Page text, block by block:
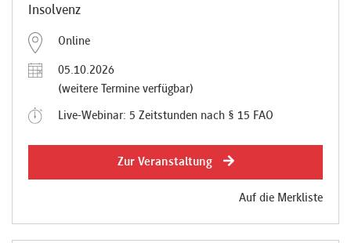
Insolvenz
Online
05.10.2026
(weitere Termine verfügbar)
Live-Webinar: 5 Zeitstunden nach § 15 FAO
Zur Veranstaltung
Auf die Merkliste